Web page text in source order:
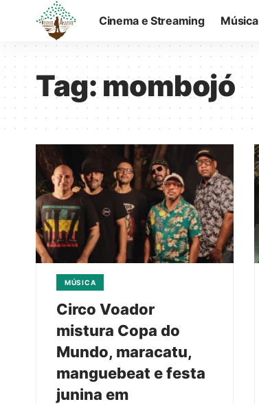
Cinema e Streaming Música
Tag:mombojó
MÚSICA
Circo Voador
mistura Copa do
Mundo, maracatu,
manguebeat e festa
junina em